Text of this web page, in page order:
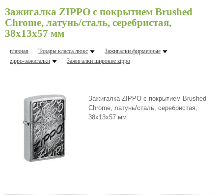
Зажигалка ZIPPO с покрытием Brushed
Chrome, латунь/сталь, серебристая,
38x13x57 мм
главная Товары класса люкс
Зажигалки фирменные
zippo-зажигалки
Зажигалки шиpокие zippo
Зажигалка ZIPPO с покрытием Brushed
Chrome, латунь/сталь, серебристая,
38x13x57 мм